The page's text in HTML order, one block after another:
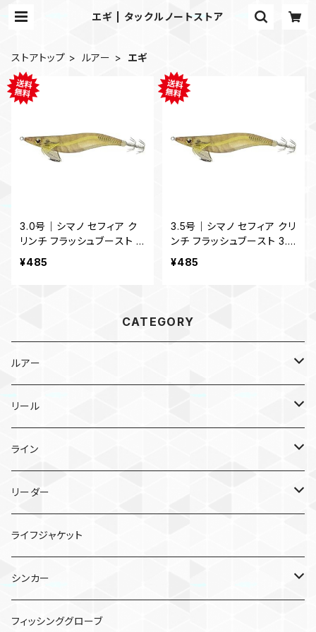
エギ | タックルノートストア
ストアトップ ルアー エギ
3.0号｜シマノ セフィア ク
リンチ フラッシュブースト 3.
0号
¥485
3.5号｜シマノ セフィア クリ
ンチ フラッシュブースト 3.5
号
¥485
CATEGORY
ルアー
メタルジグ
TGトウキチロウ
TGライダー
タイラバ
TGビンビンスイッチ
TGビンビンスイッチ キャンディ
ポッパー
バイブレーション
エギ
クリンチ フラッシュブースト
虫系
リール
スピニングリール
ベイトリール
ライン
PEライン
シーガー PE X8
シーガー PEX8 ルアーエディション
リーダー
シーガー グランドマックスFX
ライフジャケット
シンカー
バレットシンカー
フィッシンググローブ